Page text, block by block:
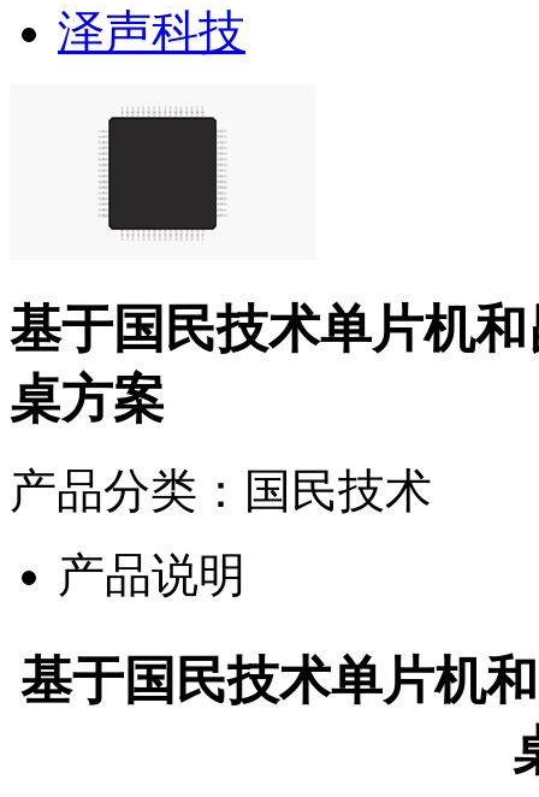
泽声科技
基于国民技术单片机
桌方案
产品分类：国民技术
产品说明
基于国民技术单片机